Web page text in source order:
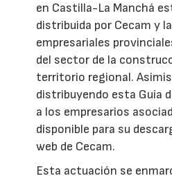
en Castilla-La Manchá
distribuida por Cecam y
empresariales
del sector de la
territorio regional.
distribuyendo esta Guía
a los empresarios
disponible para su
web de Cecam.
Esta actuación se